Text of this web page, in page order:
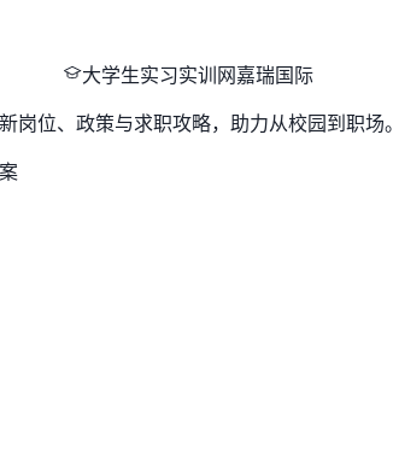
大学生实习实训网嘉瑞国际
位、政策与求职攻略，助力从校园到职场。